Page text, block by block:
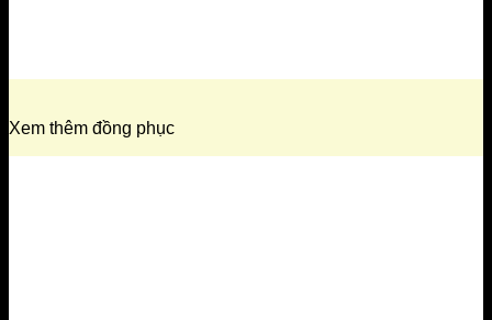
Xem thêm đồng phục